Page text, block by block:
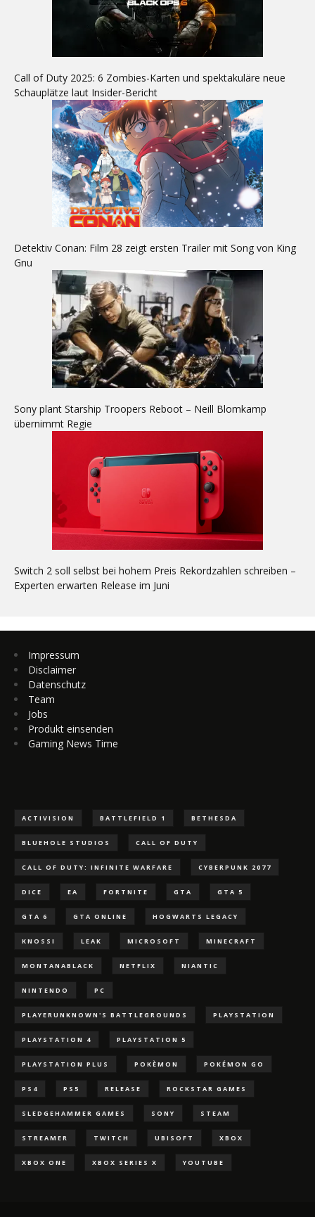
Call of Duty 2025: 6 Zombies-Karten und spektakuläre neue
Schauplätze laut Insider-Bericht
Detektiv Conan: Film 28 zeigt ersten Trailer mit Song von King
Gnu
Sony plant Starship Troopers Reboot – Neill Blomkamp
übernimmt Regie
Switch 2 soll selbst bei hohem Preis Rekordzahlen schreiben –
Experten erwarten Release im Juni
Impressum
Disclaimer
Datenschutz
Team
Jobs
Produkt einsenden
Gaming News Time
ACTIVISION BATTLEFIELD 1 BETHESDA
BLUEHOLE STUDIOS CALL OF DUTY
CALL OF DUTY: INFINITE WARFARE CYBERPUNK 2077
DICE EA FORTNITE GTA GTA 5
GTA 6 GTA ONLINE HOGWARTS LEGACY
KNOSSI LEAK MICROSOFT MINECRAFT
MONTANABLACK NETFLIX NIANTIC
NINTENDO PC
PLAYERUNKNOWN'S BATTLEGROUNDS PLAYSTATION
PLAYSTATION 4 PLAYSTATION 5
PLAYSTATION PLUS POKÈMON POKÉMON GO
PS4 PS5 RELEASE ROCKSTAR GAMES
SLEDGEHAMMER GAMES SONY STEAM
STREAMER TWITCH UBISOFT XBOX
XBOX ONE XBOX SERIES X YOUTUBE